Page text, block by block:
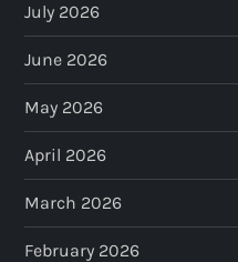
July 2026
June 2026
May 2026
April 2026
March 2026
February 2026